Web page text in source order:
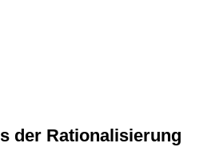
der Rationalisierung